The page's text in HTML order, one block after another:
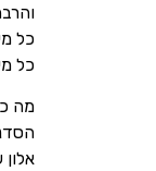
כל
כל
מה